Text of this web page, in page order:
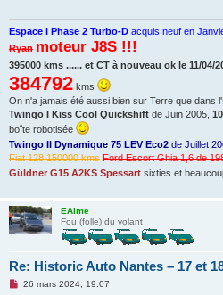
o
n
u
Espace I Phase 2 Turbo-D acquis neuf en
Ryan moteur J8S !!!
395000 kms ...... et CT à nouveau ok le 11/04/
384792 kms
On n'a jamais été aussi bien sur Terre que dans
Twingo I Kiss Cool Quickshift de Juin 2005,
boîte robotisée
Twingo II Dynamique 75 LEV Eco2 de Juillet
Fiat 128 150000 kms Ford Escort Ghia 1,6 de
Güldner G15 A2KS Spessart sixties et
EAime
Fou (folle) du volant
Re: Historic Auto Nantes – 17 et
M26 mars 2024, 19:07